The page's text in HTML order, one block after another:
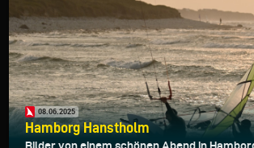
08.06.2025
Hamborg Hanstholm
Bilder von einem schönen Abend in